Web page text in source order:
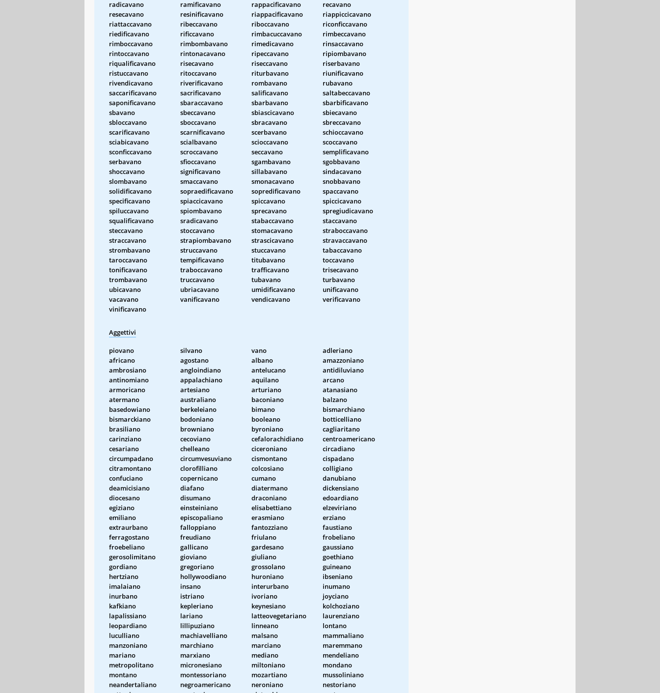
radicavano
ramificavano rappacificavano
recavano
resecavano
resinificavano riappacificavano
riappiccicavano
riattaccavano
ribeccavano riboccavano
riconficcavano
riedificavano
rificcavano rimbacuccavano
rimbeccavano
rimboccavano
rimbombavano rimedicavano
rinsaccavano
rintoccavano
rintonacavano ripeccavano
ripiombavano
riqualificavano
risecavano riseccavano
riserbavano
ristuccavano
ritoccavano riturbavano
riunificavano
rivendicavano
riverificavano rombavano
rubavano
saccarificavano
sacrificavano salificavano
saltabeccavano
saponificavano
sbaraccavano sbarbavano
sbarbificavano
sbavano
sbeccavano sbiascicavano
sbiecavano
sbloccavano
sboccavano sbracavano
sbreccavano
scarificavano
scarnificavano scerbavano
schioccavano
sciabicavano
scialbavano scioccavano
scoccavano
sconficcavano
scroccavano seccavano
semplificavano
serbavano
sfioccavano sgambavano
sgobbavano
shoccavano
significavano sillabavano
sindacavano
slombavano
smaccavano smonacavano
snobbavano
solidificavano
sopraedificavano sopredificavano
spaccavano
specificavano
spiaccicavano spiccavano
spiccicavano
spiluccavano
spiombavano sprecavano
spregiudicavano
squalificavano
sradicavano stabaccavano
staccavano
steccavano
stoccavano stomacavano
straboccavano
straccavano
strapiombavano strascicavano
stravaccavano
strombavano
struccavano stuccavano
tabaccavano
taroccavano
tempificavano titubavano
toccavano
tonificavano
traboccavano trafficavano
trisecavano
trombavano
truccavano tubavano
turbavano
ubicavano
ubriacavano umidificavano
unificavano
vacavano
vanificavano vendicavano
verificavano
vinificavano
Aggettivi
piovano silvano vano
adleriano
africano
agostano albano
amazzoniano
ambrosiano
angloindiano antelucano
antidiluviano
antinomiano
appalachiano aquilano
arcano
armoricano
artesiano arturiano
atanasiano
atermano
australiano baconiano
balzano
basedowiano
berkeleiano bimano
bismarchiano
bismarckiano
bodoniano booleano
botticelliano
brasiliano
browniano byroniano
cagliaritano
carinziano
cecoviano cefalorachidiano
centroamericano
cesariano
chelleano ciceroniano
circadiano
circumpadano
circumvesuviano cismontano
cispadano
citramontano
clorofilliano colcosiano
colligiano
confuciano
copernicano cumano
danubiano
deamicisiano
diafano diatermano
dickensiano
diocesano
disumano draconiano
edoardiano
egiziano
einsteiniano elisabettiano
elzeviriano
emiliano
episcopaliano erasmiano
erziano
extraurbano
falloppiano fantozziano
faustiano
ferragostano
freudiano friulano
frobeliano
froebeliano
gallicano gardesano
gaussiano
gerosolimitano
gioviano giuliano
goethiano
gordiano
gregoriano grossolano
guineano
hertziano
hollywoodiano huroniano
ibseniano
imalaiano
insano interurbano
inumano
inurbano
istriano ivoriano
joyciano
kafkiano
kepleriano keynesiano
kolchoziano
lapalissiano
lariano latteovegetariano
laurenziano
leopardiano
lillipuziano linneano
lontano
luculliano
machiavelliano malsano
mammaliano
manzoniano
marchiano marciano
maremmano
mariano
marxiano mediano
mendeliano
metropolitano
micronesiano miltoniano
mondano
montano
montessoriano mozartiano
mussoliniano
neandertaliano
negroamericano neroniano
nestoriano